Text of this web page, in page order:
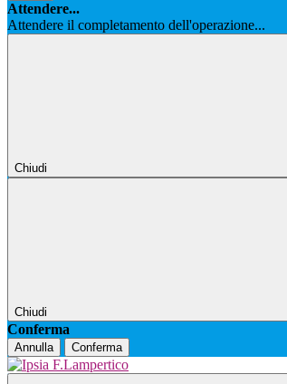
Attendere...
Attendere il completamento dell'operazione...
Chiudi
Chiudi
Conferma
Annulla Conferma